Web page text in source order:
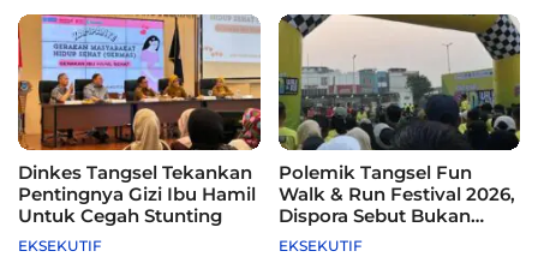
Dinkes Tangsel Tekankan
Pentingnya Gizi Ibu Hamil
Untuk Cegah Stunting
EKSEKUTIF
Polemik Tangsel Fun
Walk & Run Festival 2026,
Dispora Sebut Bukan
Agenda Pemkot
EKSEKUTIF